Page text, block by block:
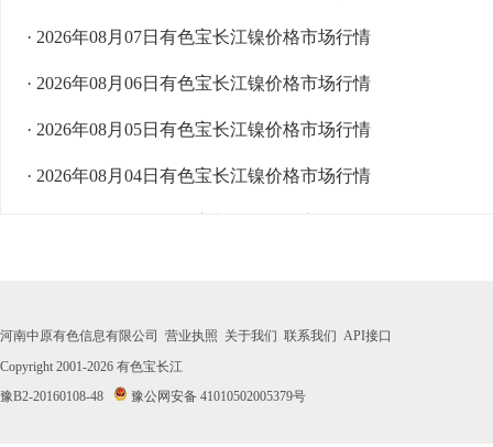
· 2026年08月07日有色宝长江镍价格市场行情
· 2026年08月06日有色宝长江镍价格市场行情
· 2026年08月05日有色宝长江镍价格市场行情
· 2026年08月04日有色宝长江镍价格市场行情
· 2026年07月29日有色宝长江镍价格市场行情
· 2026年07月28日有色宝长江镍价格市场行情
河南中原有色信息有限公司 营业执照 关于我们 联系我们 API接口
Copyright 2001-2026 有色宝长江
豫B2-20160108-48
豫公网安备 41010502005379号